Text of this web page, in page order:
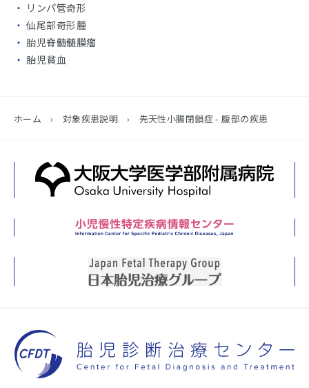
リンパ管奇形
仙尾部奇形腫
胎児脊髄髄膜瘤
胎児貧血
ホーム › 対象疾患説明 › 先天性小腸閉鎖症 - 腹部の疾患